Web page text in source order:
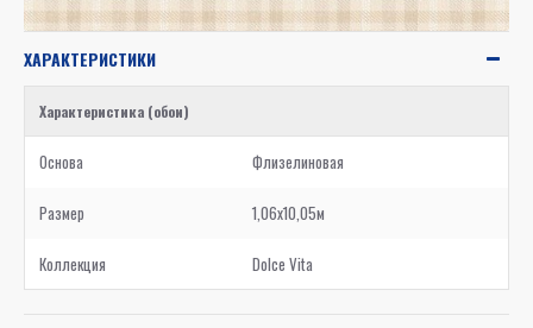
ХАРАКТЕРИСТИКИ
Характеристика (обои)
Основа Флизелиновая
Размер 1,06x10,05м
Коллекция Dolce Vita